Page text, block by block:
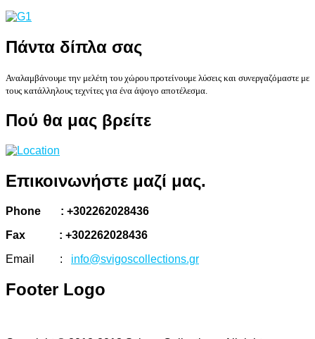
Πάντα δίπλα σας
Αναλαμβάνουμε την μελέτη του χώρου προτείνουμε λύσεις και συνεργαζόμαστε με
τους κατάλληλους τεχνίτες για ένα άψογο αποτέλεσμα.
Πού θα μας βρείτε
Επικοινωνήστε μαζί μας.
Phone : +302262028436
Fax : +302262028436
Email : info@svigoscollections.gr
Footer Logo